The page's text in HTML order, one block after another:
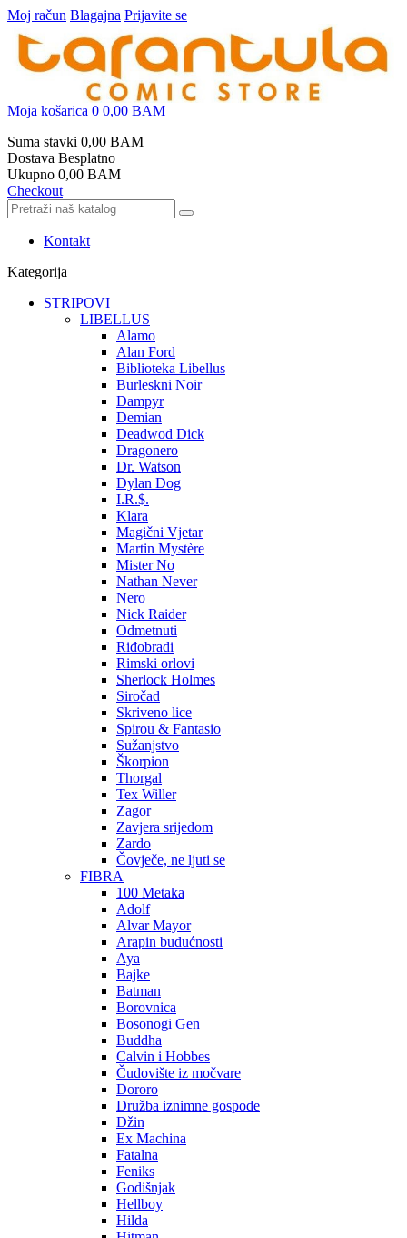
Moj račun Blagajna Prijavite se
Moja košarica 0 0,00 BAM
Suma stavki 0,00 BAM
Dostava Besplatno
Ukupno 0,00 BAM
Checkout
Kontakt
Kategorija
STRIPOVI
LIBELLUS
Alamo
Alan Ford
Biblioteka Libellus
Burleskni Noir
Dampyr
Demian
Deadwod Dick
Dragonero
Dr. Watson
Dylan Dog
I.R.$.
Klara
Magični Vjetar
Martin Mystère
Mister No
Nathan Never
Nero
Nick Raider
Odmetnuti
Riđobradi
Rimski orlovi
Sherlock Holmes
Siročad
Skriveno lice
Spirou & Fantasio
Sužanjstvo
Škorpion
Thorgal
Tex Willer
Zagor
Zavjera srijedom
Zardo
Čovječe, ne ljuti se
FIBRA
100 Metaka
Adolf
Alvar Mayor
Arapin budućnosti
Aya
Bajke
Batman
Borovnica
Bosonogi Gen
Buddha
Calvin i Hobbes
Čudovište iz močvare
Dororo
Družba iznimne gospode
Džin
Ex Machina
Fatalna
Feniks
Godišnjak
Hellboy
Hilda